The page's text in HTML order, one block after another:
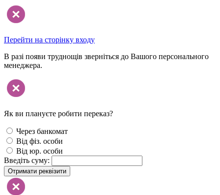
Перейти на сторінку входу
В разі появи труднощів зверніться до Вашого персонального
менеджера.
Як ви плануєте робити переказ?
Через банкомат
Від фіз. особи
Від юр. особи
Введіть суму:
Отримати реквізити